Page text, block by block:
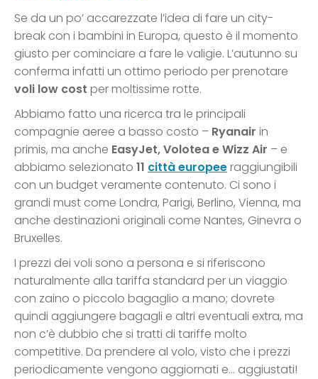
Se da un po’ accarezzate l’idea di fare un city-
break con i bambini in Europa, questo è il momento
giusto per cominciare a fare le valigie. L’autunno su
conferma infatti un ottimo periodo per prenotare
voli low cost per moltissime rotte.
Abbiamo fatto una ricerca tra le principali
compagnie aeree a basso costo – Ryanair in
primis, ma anche EasyJet, Volotea e Wizz Air – e
abbiamo selezionato 11 città europeeraggiungibili
con un budget veramente contenuto. Ci sono i
grandi must come Londra, Parigi, Berlino, Vienna, ma
anche destinazioni originali come Nantes, Ginevra o
Bruxelles.
I prezzi dei voli sono a persona e si riferiscono
naturalmente alla tariffa standard per un viaggio
con zaino o piccolo bagaglio a mano; dovrete
quindi aggiungere bagagli e altri eventuali extra, ma
non c’è dubbio che si tratti di tariffe molto
competitive. Da prendere al volo, visto che i prezzi
periodicamente vengono aggiornati e… aggiustati!